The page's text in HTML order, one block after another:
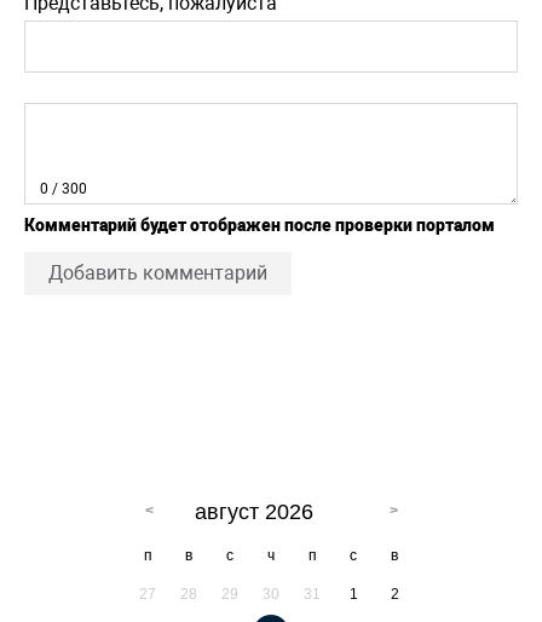
0 / 300
Комментарий будет отображен после проверки порталом
Добавить комментарий
август 2026
п в с ч п с в
27 28 29 30 31 1 2